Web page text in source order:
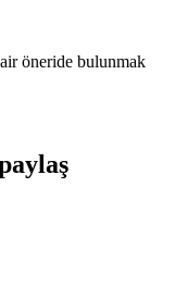
öneride bulunmak